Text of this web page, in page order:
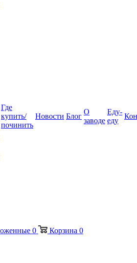
Где
купить/
починить
Новости Блог
О
заводе
Еду-
еду
0 Корзина 0